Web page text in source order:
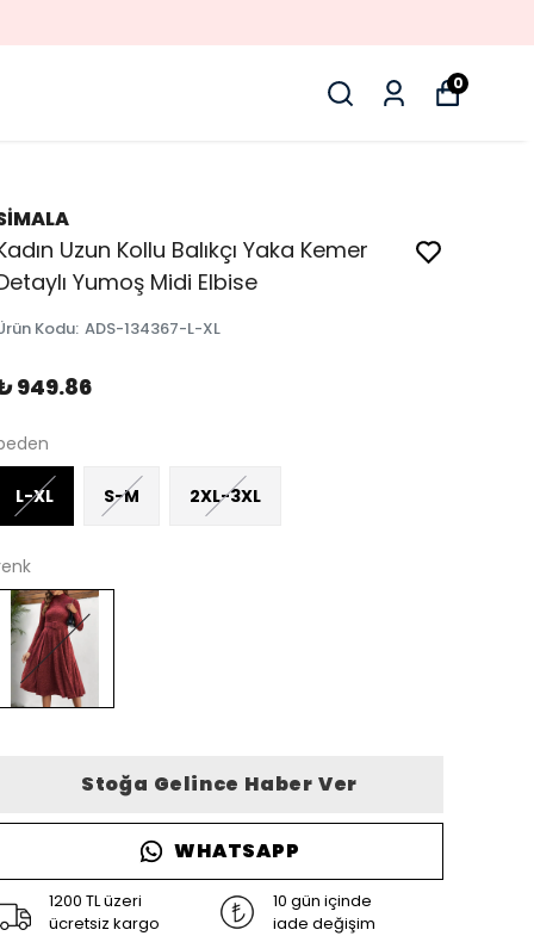
0
Uzun Kollu Balıkçı Yaka Kemer
Yumoş Midi Elbise
Kodu: ADS-134367-L-XL
949.86
L-XL S-M 2XL-3XL
Stoğa Gelince Haber Ver
WHATSAPP
1200 TL üzeri
ücretsiz kargo
10 gün içinde
iade değişim